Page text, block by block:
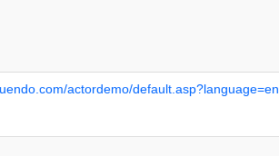
actordemo/default.asp?language=en